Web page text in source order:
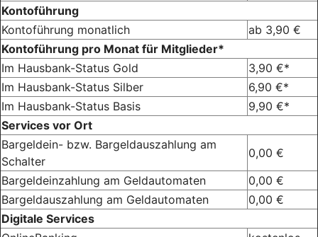
Kontoführung
Kontoführung monatlich
ab 3,90 €
Kontoführung pro Monat für Mitglieder*
Im Hausbank-Status Gold
3,90 €*
Im Hausbank-Status Silber
6,90 €*
Im Hausbank-Status Basis
9,90 €*
Services vor Ort
Bargeldein- bzw. Bargeldauszahlung am
Schalter
0,00 €
Bargeldeinzahlung am Geldautomaten
0,00 €
Bargeldauszahlung am Geldautomaten
0,00 €
Digitale Services